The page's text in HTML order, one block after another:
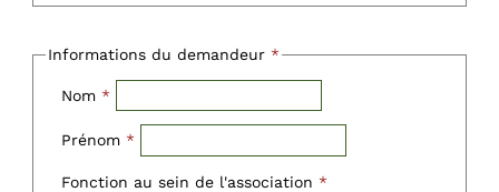
Informations du demandeur *
Nom *
Prénom *
Fonction au sein de l'association *